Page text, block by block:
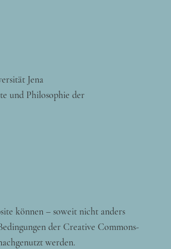
Jena
und Philosophie der
können – soweit nicht anders
der Creative Commons-
werden.